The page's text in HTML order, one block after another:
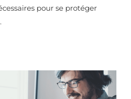
pour se protéger
.